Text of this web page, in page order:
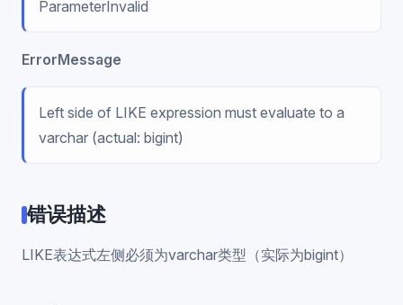
ParameterInvalid
ErrorMessage
Left side of LIKE expression must evaluate to a
varchar (actual: bigint)
错误描述
LIKE表达式左侧必须为varchar类型（实际为bigint）